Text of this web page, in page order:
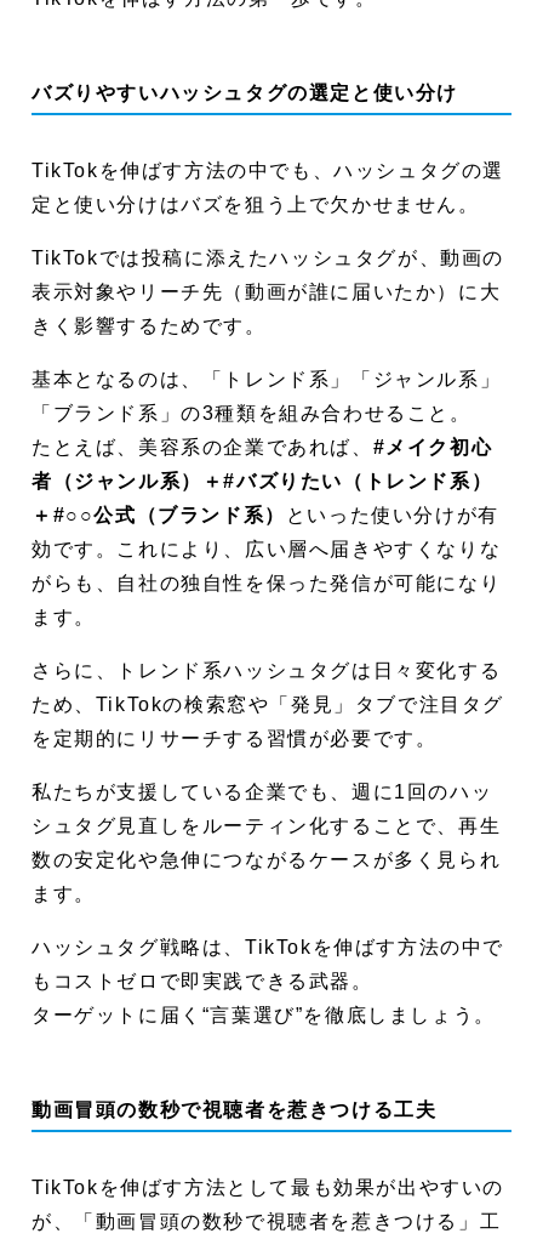
バズりやすいハッシュタグの選定と使い分け
TikTokを伸ばす方法の中でも、ハッシュタグの選
定と使い分けはバズを狙う上で欠かせません。
TikTokでは投稿に添えたハッシュタグが、動画の
表示対象やリーチ先（動画が誰に届いたか）に大
きく影響するためです。
基本となるのは、「トレンド系」「ジャンル系」
「ブランド系」の3種類を組み合わせること。
たとえば、美容系の企業であれば、 #メイク初心
者（ジャンル系）＋#バズりたい（トレンド系）
＋#○○公式（ブランド系）
といった使い分けが有
効です。これにより、広い層へ届きやすくなりな
がらも、自社の独自性を保った発信が可能になり
ます。
さらに、トレンド系ハッシュタグは日々変化する
ため、TikTokの検索窓や「発見」タブで注目タグ
を定期的にリサーチする習慣が必要です。
私たちが支援している企業でも、週に1回のハッ
シュタグ見直しをルーティン化することで、再生
数の安定化や急伸につながるケースが多く見られ
ます。
ハッシュタグ戦略は、TikTokを伸ばす方法の中で
もコストゼロで即実践できる武器。
ターゲットに届く“言葉選び”を徹底しましょう。
動画冒頭の数秒で視聴者を惹きつける工夫
TikTokを伸ばす方法として最も効果が出やすいの
が、「動画冒頭の数秒で視聴者を惹きつける」工